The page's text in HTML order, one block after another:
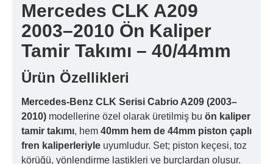
Mercedes CLK A209
2003–2010 Ön Kaliper
Tamir Takımı – 40/44mm
Ürün Özellikleri
Mercedes-Benz CLK Serisi Cabrio A209 (2003–
2010) modellerine özel olarak üretilmiş bu ön kaliper
tamir takımı, hem 40mm hem de 44mm piston çaplı
fren kaliperleriyle uyumludur. Set; piston keçesi, toz
körüğü, yönlendirme lastikleri ve burçlardan oluşur.